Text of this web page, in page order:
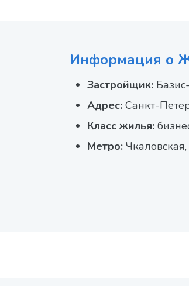
Информация о
Застройщик:
Адрес: Санкт-
Класс жилья:
Метро: